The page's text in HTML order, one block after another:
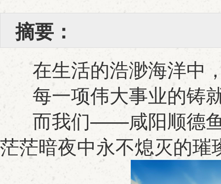
摘要：
在生活的浩渺海洋中，
每一项伟大事业的铸
而我们——咸阳顺德鱼
茫茫暗夜中永不熄灭的